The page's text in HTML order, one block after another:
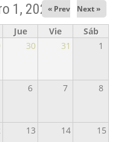
1, 2025« Prev Next »
Jue Vie
Sáb
30 31 1
6 7 8
13 14 15